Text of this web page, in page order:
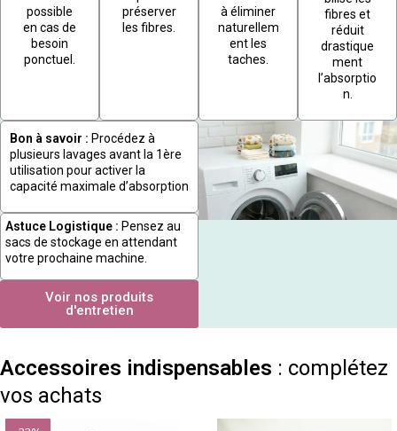
possible
en cas de
besoin
ponctuel.
préserver
les fibres.
à éliminer
naturellem
ent les
taches.
fibres et
réduit
drastique
ment
l’absorptio
n.
Bon à savoir : Procédez à
plusieurs lavages avant la 1ère
utilisation pour activer la
capacité maximale d’absorption
Astuce Logistique : Pensez au
sacs de stockage en attendant
votre prochaine machine.
Voir nos produits
d'entretien
Accessoires indispensables : complétez
vos achats